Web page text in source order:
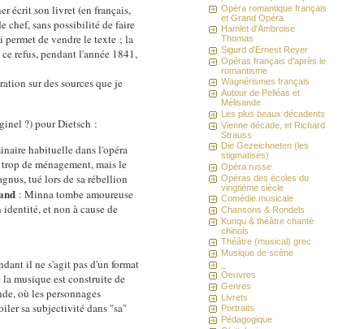
écrit son livret (en français,
chef, sans possibilité de faire
permet de vendre le texte ; la
refus, pendant l'année 1841,
sur des sources que je
?) pour Dietsch :
habituelle dans l'opéra
de ménagement, mais le
tué lors de sa rébellion
: Minna tombe amoureuse
et non à cause de
il ne s'agit pas d'un format
la musique est construite de
où les personnages
sa subjectivité dans "sa"
Opéra romantique français
et Grand Opéra
Hamlet d'Ambroise
Thomas
Sigurd d'Ernest Reyer
Opéras français d'après le
romantisme
Wagnérismes français
Autour de Pelléas et
Mélisande
Les plus beaux décadents
Vienne décade, et Richard
Strauss
Die Gezeichneten (les
stigmatisés)
Opéra russe
Opéras des écoles du
vingtième siècle
Comédie musicale
Chansons & Rondels
Kunqu & théâtre chanté
chinois
Théâtre (musical) grec
Musique de scène
Oeuvres
Genres
Livrets
Portraits
Pédagogique